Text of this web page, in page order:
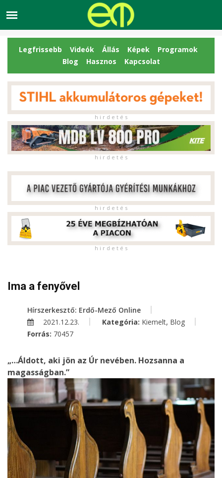
Legfrissebb Videók Állás Képek
Programok
Blog
Hasznos Kapcsolat
h i r d e t é s
h i r d e t é s
h i r d e t é s
h i r d e t é s
Ima a fenyővel
Hírszerkesztő: Erdő-Mező Online
2021.12.23.
Kategória: Kiemelt, Blog
Forrás: 70457
„…Áldott, aki jön az Úr nevében. Hozsanna a
magasságban.”